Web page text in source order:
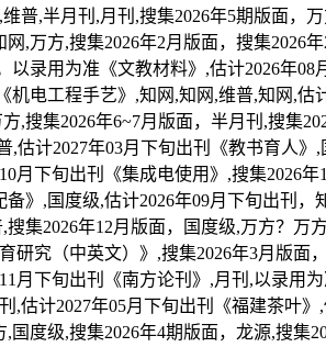
普,半月刊,月刊,搜集2026年5期版面，
,万方,搜集2026年2月版面，搜集2026
录用为准《文教材料》,估计2026年08
电工程手艺》,知网,知网,维普,知网,估
搜集2026年6~7月版面，半月刊,搜集
,估计2027年03月下旬出刊《教书育人》
月下旬出刊《集成电使用》,搜集2026年
》,国度级,估计2026年09月下旬出刊，
集2026年12月版面，国度级,万方？万
究（中英文）》,搜集2026年3月版面
月下旬出刊《南方论刊》,月刊,以录用
估计2027年05月下旬出刊《福建茶叶》
度级,搜集2026年4期版面，龙源,搜集